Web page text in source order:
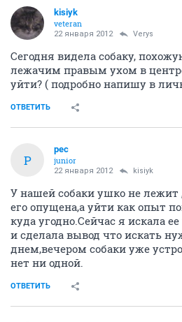
kisiyk
veteran
22 января 2012 Verys
Сегодня видела собаку,
лежачим правым ухом в
уйти? ( подробно напишу в
ОТВЕТИТЬ
P
pec
junior
22 января 2012 kisiyk
У нашей собаки ушко не лежит
его опущена,а уйти как опыт
куда угодно.Сейчас я искала
и сделала вывод что искать
днем,вечером собаки уже
нет ни одной.
ОТВЕТИТЬ